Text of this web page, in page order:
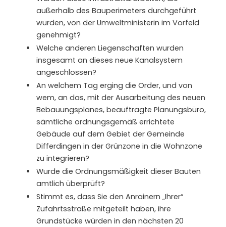
außerhalb des Bauperimeters durchgeführt
wurden, von der Umweltministerin im Vorfeld
genehmigt?
Welche anderen Liegenschaften wurden
insgesamt an dieses neue Kanalsystem
angeschlossen?
An welchem Tag erging die Order, und von
wem, an das, mit der Ausarbeitung des neuen
Bebauungsplanes, beauftragte Planungsbüro,
sämtliche ordnungsgemäß errichtete
Gebäude auf dem Gebiet der Gemeinde
Differdingen in der Grünzone in die Wohnzone
zu integrieren?
Wurde die Ordnungsmäßigkeit dieser Bauten
amtlich überprüft?
Stimmt es, dass Sie den Anrainern „Ihrer“
Zufahrtsstraße mitgeteilt haben, ihre
Grundstücke würden in den nächsten 20